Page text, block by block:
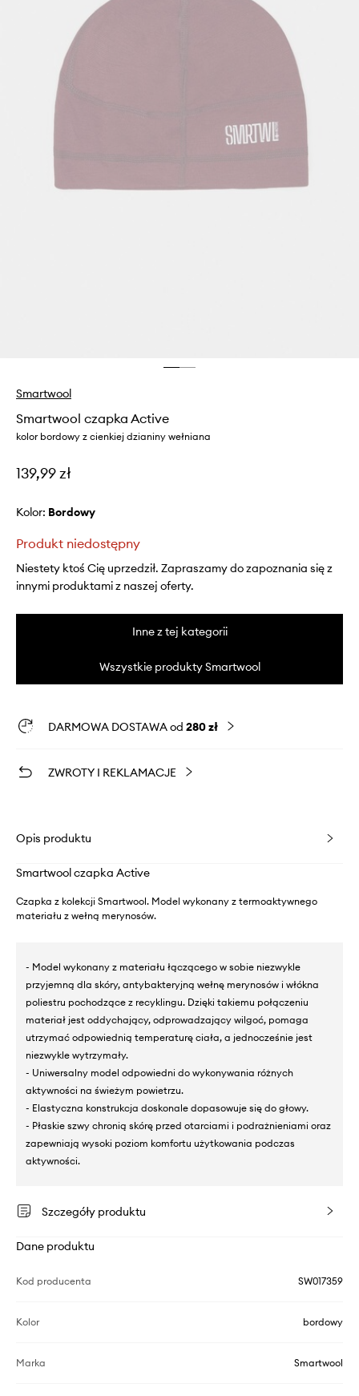
Smartwool
Smartwool czapka Active
kolor bordowy z cienkiej dzianiny wełniana
139,99 zł
Kolor: bordowy
Produkt niedostępny
Niestety ktoś Cię uprzedził. Zapraszamy do zapoznania się z
innymi produktami z naszej oferty.
Inne z tej kategorii
Wszystkie produkty Smartwool
DARMOWA DOSTAWA od 280 zł
ZWROTY I REKLAMACJE
Opis produktu
Smartwool czapka Active
Czapka z kolekcji Smartwool. Model wykonany z termoaktywnego
materiału z wełną merynosów.
- Model wykonany z materiału łączącego w sobie niezwykle
przyjemną dla skóry, antybakteryjną wełnę merynosów i włókna
poliestru pochodzące z recyklingu. Dzięki takiemu połączeniu
materiał jest oddychający, odprowadzający wilgoć, pomaga
utrzymać odpowiednią temperaturę ciała, a jednocześnie jest
niezwykle wytrzymały.
- Uniwersalny model odpowiedni do wykonywania różnych
aktywności na świeżym powietrzu.
- Elastyczna konstrukcja doskonale dopasowuje się do głowy.
- Płaskie szwy chronią skórę przed otarciami i podrażnieniami oraz
zapewniają wysoki poziom komfortu użytkowania podczas
aktywności.
Szczegóły produktu
Dane produktu
Kod producenta SW017359
Kolor bordowy
Marka Smartwool